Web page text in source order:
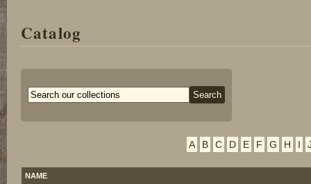
Catalog
A B C D E F G H I
NAME